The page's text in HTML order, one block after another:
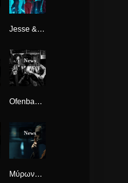
Jesse & Joy and J Balvin “Mañana Es Too Late” δίγλωσσι έκφραση millenials.
News
Ofenbach “Rock It!” το πρώτο single απο το Ομώνημο EP
News
Μύρωνας Στρατής “Δεν Είναι Έτσι η Αγάπη” νέο video clip. Σε ρόλο Δρ. Φρανκεστάιν ο Μύρωνας